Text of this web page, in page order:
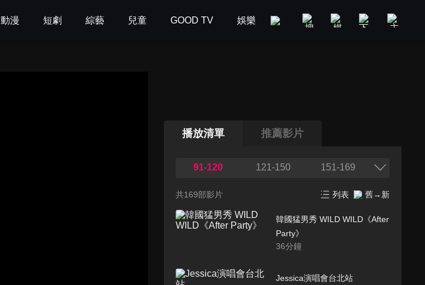
動漫 短劇 綜藝 兒童 GOOD TV 娛樂 美食旅遊 新聞政論
播放清單 推薦影片
91-120 121-150 151-169
共169部影片 列表 舊→新
韓國猛男秀 WILD WILD《After
Party》
36分鐘
Jessica演唱會台北站